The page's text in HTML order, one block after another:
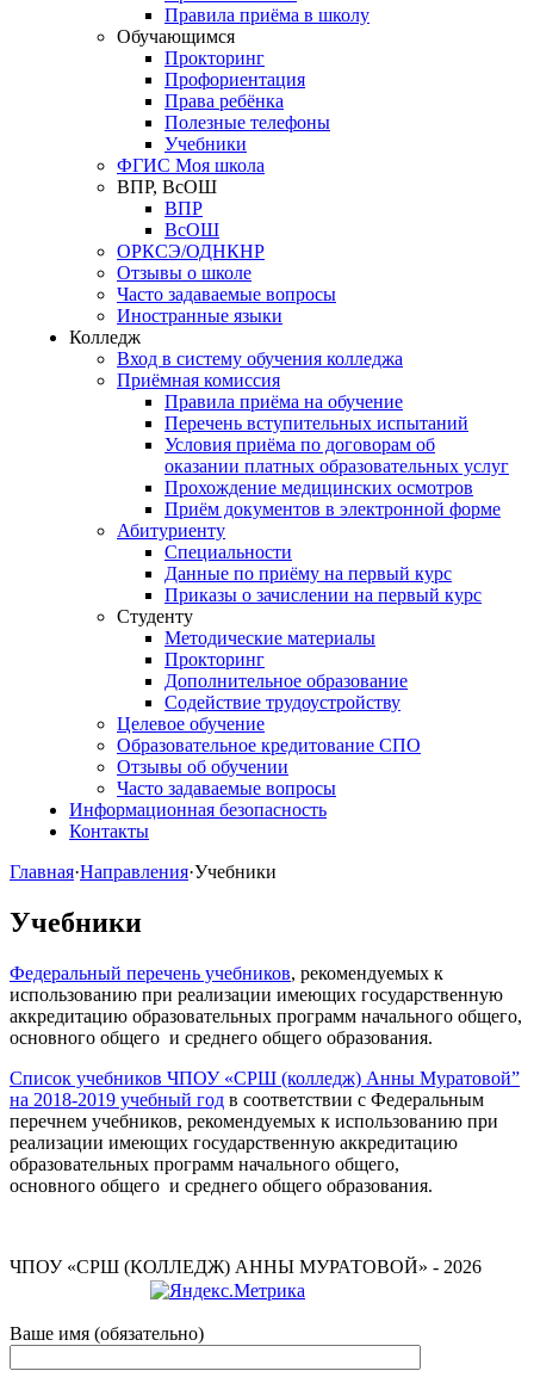
Правила приёма в школу
Обучающимся
Прокторинг
Профориентация
Права ребёнка
Полезные телефоны
Учебники
ФГИС Моя школа
ВПР, ВсОШ
ВПР
ВсОШ
ОРКСЭ/ОДНКНР
Отзывы о школе
Часто задаваемые вопросы
Иностранные языки
Колледж
Вход в систему обучения колледжа
Приёмная комиссия
Правила приёма на обучение
Перечень вступительных испытаний
Условия приёма по договорам об
оказании платных образовательных услуг
Прохождение медицинских осмотров
Приём документов в электронной форме
Абитуриенту
Специальности
Данные по приёму на первый курс
Приказы о зачислении на первый курс
Студенту
Методические материалы
Прокторинг
Дополнительное образование
Содействие трудоустройству
Целевое обучение
Образовательное кредитование СПО
Отзывы об обучении
Часто задаваемые вопросы
Информационная безопасность
Контакты
Главная·Направления·Учебники
Учебники
Федеральный перечень учебников, рекомендуемых к
использованию при реализации имеющих государственную
аккредитацию образовательных программ начального общего,
основного общего и среднего общего образования.
Список учебников ЧПОУ «СРШ (колледж) Анны Муратовой”
на 2018-2019 учебный год в соответствии с Федеральным
перечнем учебников, рекомендуемых к использованию при
реализации имеющих государственную аккредитацию
образовательных программ начального общего,
основного общего и среднего общего образования.
ЧПОУ «СРШ (КОЛЛЕДЖ) АННЫ МУРАТОВОЙ» - 2026
Ваше имя (обязательно)